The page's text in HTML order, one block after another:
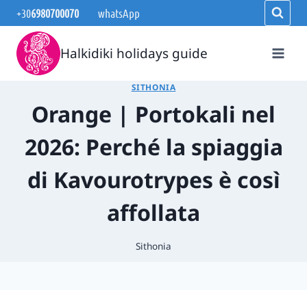
Salta
al
contenuto
+306980700070 whatsApp
Halkidiki holidays guide
SITHONIA
Orange | Portokali nel
2026: Perché la spiaggia
di Kavourotrypes è così
affollata
Sithonia